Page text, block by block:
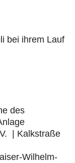
bei ihrem Lauf
des
| Kalkstraße
Wilhelm-